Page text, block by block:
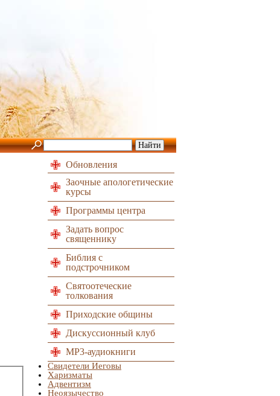
Обновления
Заочные апологетические
курсы
Программы центра
Задать вопрос
священнику
Библия с
подстрочником
Святоотеческие
толкования
Приходские общины
Дискуссионный клуб
MP3-аудиокниги
Свидетели Иеговы
Харизматы
Адвентизм
Неоязычество